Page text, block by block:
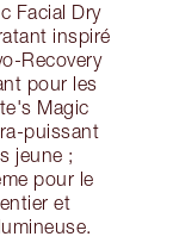
Facial Dry
inspiré
Recovery
pour les
Magic
puissant
jeune ;
pour le
et